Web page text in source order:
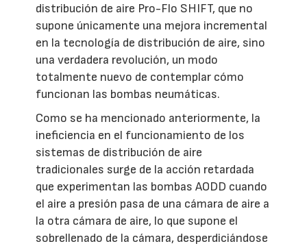
distribución de aire Pro-Flo SHIFT, que no
supone únicamente una mejora incremental
en la tecnología de distribución de aire, sino
una verdadera revolución, un modo
totalmente nuevo de contemplar cómo
funcionan las bombas neumáticas.
Como se ha mencionado anteriormente, la
ineficiencia en el funcionamiento de los
sistemas de distribución de aire
tradicionales surge de la acción retardada
que experimentan las bombas AODD cuando
el aire a presión pasa de una cámara de aire a
la otra cámara de aire, lo que supone el
sobrellenado de la cámara, desperdiciándose